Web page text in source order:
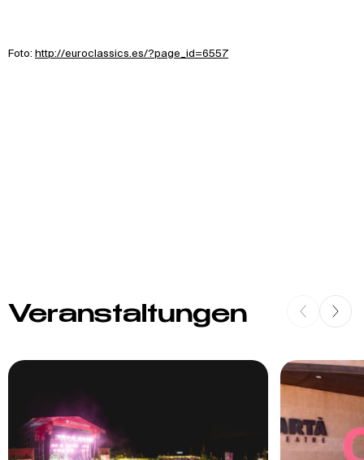
Foto: http://euroclassics.es/?page_id=6557
Veranstaltungen